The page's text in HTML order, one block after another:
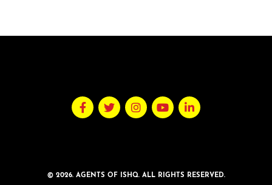
© 2026. AGENTS OF ISHQ. ALL RIGHTS RESERVED.